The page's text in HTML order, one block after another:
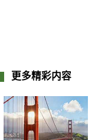
更多精彩内容